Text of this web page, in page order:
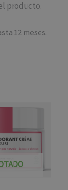
producto.
12 meses.